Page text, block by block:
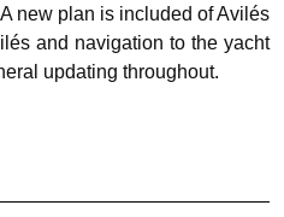
new plan is included of Avilés
and navigation to the yacht
updating throughout.